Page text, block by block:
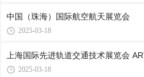
中国（珠海）国际航空航天展览会
2025-03-18
上海国际先进轨道交通技术展览会
2025-03-18